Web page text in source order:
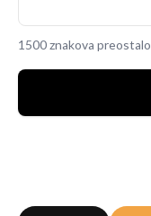
1500 znakova preostalo